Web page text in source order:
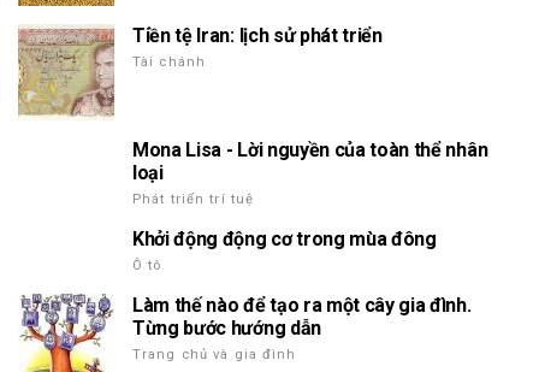
Tiền tệ Iran: lịch sử phát triển
Tài chánh
Mona Lisa - Lời nguyền của toàn thể nhân
loại
Phát triển trí tuệ
Khởi động động cơ trong mùa đông
Ô tô
Làm thế nào để tạo ra một cây gia đình.
Từng bước hướng dẫn
Trang chủ và gia đình